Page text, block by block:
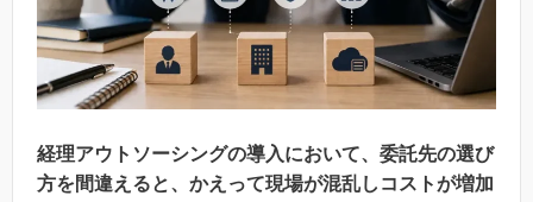
経理アウトソーシングの導入において、委託先の選び
方を間違えると、かえって現場が混乱しコストが増加